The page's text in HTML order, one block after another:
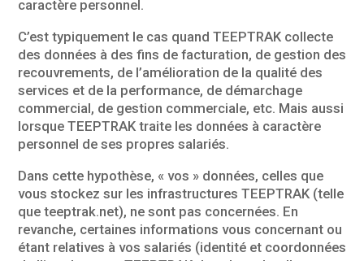
caractère personnel.
C’est typiquement le cas quand TEEPTRAK collecte
des données à des fins de facturation, de gestion des
recouvrements, de l’amélioration de la qualité des
services et de la performance, de démarchage
commercial, de gestion commerciale, etc. Mais aussi
lorsque TEEPTRAK traite les données à caractère
personnel de ses propres salariés.
Dans cette hypothèse, « vos » données, celles que
vous stockez sur les infrastructures TEEPTRAK (telle
que teeptrak.net), ne sont pas concernées. En
revanche, certaines informations vous concernant ou
étant relatives à vos salariés (identité et coordonnées